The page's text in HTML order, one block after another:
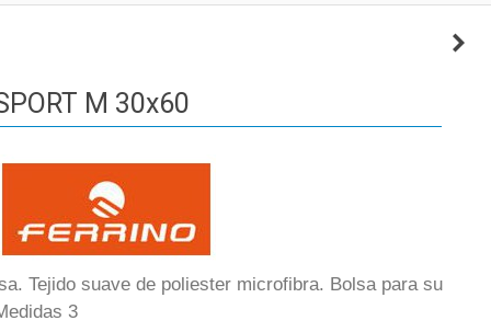
M 30x60
Tejido suave de poliester microfibra. Bolsa para su
3